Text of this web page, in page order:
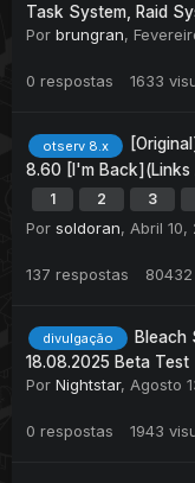
Task System, Raid
Por brungran,
0 respostas 1633
otserv 8.x
8.60 [I'm Back](Links
1 2 3
Por soldoran, Abril 10,
137 respostas 80432
divulgação
Bleach
18.08.2025 Beta Test
Por Nightstar, Agosto
0 respostas 1943